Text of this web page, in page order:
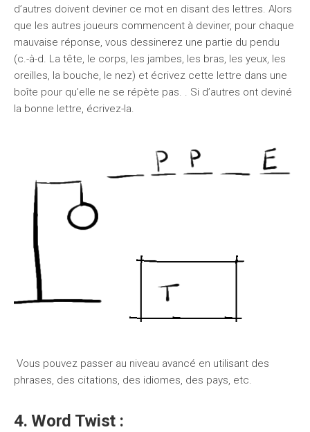
d’autres doivent deviner ce mot en disant des lettres. Alors
que les autres joueurs commencent à deviner, pour chaque
mauvaise réponse, vous dessinerez une partie du pendu
(c.-à-d. La tête, le corps, les jambes, les bras, les yeux, les
oreilles, la bouche, le nez) et écrivez cette lettre dans une
boîte pour qu’elle ne se répète pas. . Si d’autres ont deviné
la bonne lettre, écrivez-la.
Vous pouvez passer au niveau avancé en utilisant des
phrases, des citations, des idiomes, des pays, etc.
4. Word Twist :